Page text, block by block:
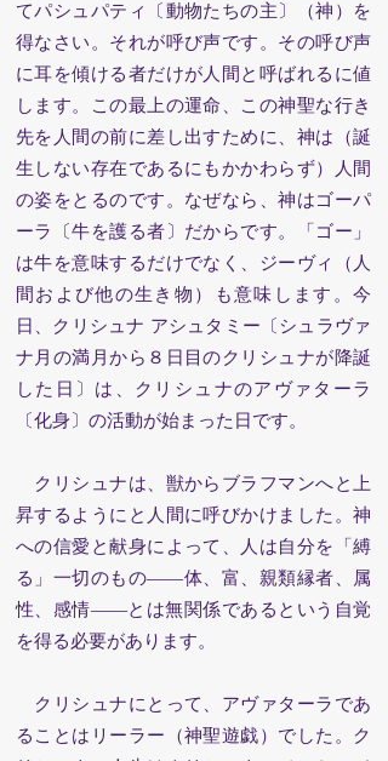
てパシュパティ〔動物たちの主〕（神）を
得なさい。それが呼び声です。その呼び声
に耳を傾ける者だけが人間と呼ばれるに値
します。この最上の運命、この神聖な行き
先を人間の前に差し出すために、神は（誕
生しない存在であるにもかかわらず）人間
の姿をとるのです。なぜなら、神はゴーパ
ーラ〔牛を護る者〕だからです。「ゴー」
は牛を意味するだけでなく、ジーヴィ（人
間および他の生き物）も意味します。今
日、クリシュナ アシュタミー〔シュラヴァ
ナ月の満月から８日目のクリシュナが降誕
した日〕は、クリシュナのアヴァターラ
〔化身〕の活動が始まった日です。
クリシュナは、獣からブラフマンへと上
昇するようにと人間に呼びかけました。神
への信愛と献身によって、人は自分を「縛
る」一切のもの——体、富、親類縁者、属
性、感情——とは無関係であるという自覚
を得る必要があります。
クリシュナにとって、アヴァターラであ
ることはリーラー（神聖遊戯）でした。ク